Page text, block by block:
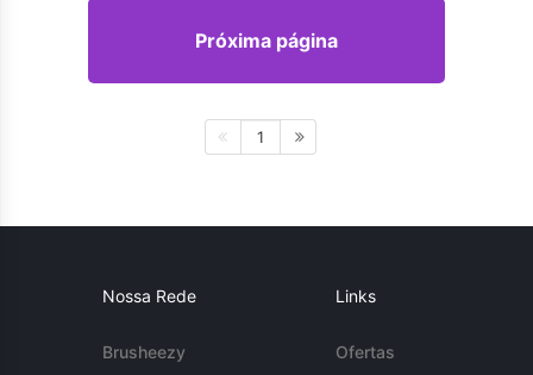
Próxima página
1
Nossa Rede
Brusheezy
Links
Ofertas